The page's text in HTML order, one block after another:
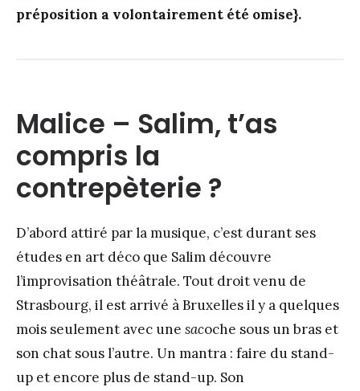
préposition a volontairement été omise}.
Malice – Salim, t’as
compris la
contrepèterie ?
D’abord attiré par la musique, c’est durant ses
études en art déco que Salim découvre
l’improvisation théâtrale. Tout droit venu de
Strasbourg, il est arrivé à Bruxelles il y a quelques
mois seulement avec une sacoche sous un bras et
son chat sous l’autre. Un mantra : faire du stand-
up et encore plus de stand-up. Son